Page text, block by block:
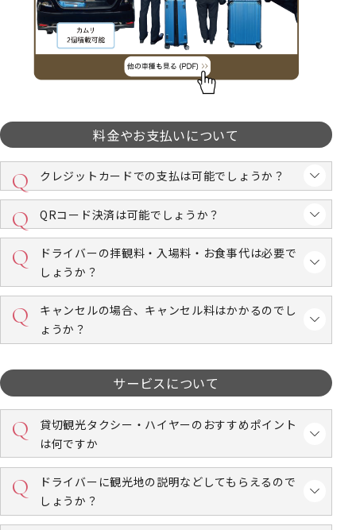
料金やお支払いについて
クレジットカードでの支払は可能でしょうか？
QRコード決済は可能でしょうか？
ドライバーの拝観料・入場料・お食事代は必要で
しょうか？
キャンセルの場合、キャンセル料はかかるのでし
ょうか？
サービスについて
貸切観光タクシー・ハイヤーのおすすめポイント
は何ですか
ドライバーに観光地の説明などしてもらえるので
しょうか？